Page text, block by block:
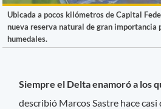
Ubicada a pocos kilómetros de Capital
nueva reserva natural de gran importancia
humedales.
Siempre el Delta enamoró a los
describió Marcos Sastre hace casi